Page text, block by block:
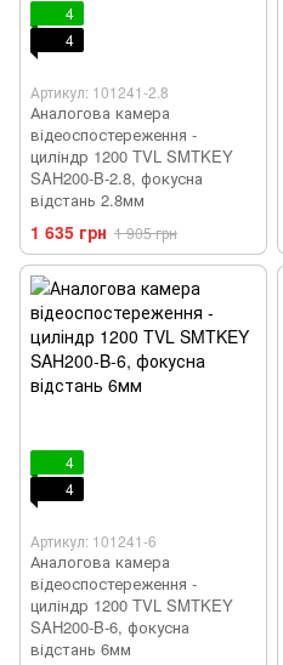
4
4
Артикул: 101241-2.8
Аналогова камера
відеоспостереження -
циліндр 1200 TVL SMTKEY
SAH200-B-2.8, фокусна
відстань 2.8мм
1 635 грн 1 905 грн
4
4
Артикул: 101241-6
Аналогова камера
відеоспостереження -
циліндр 1200 TVL SMTKEY
SAH200-B-6, фокусна
відстань 6мм